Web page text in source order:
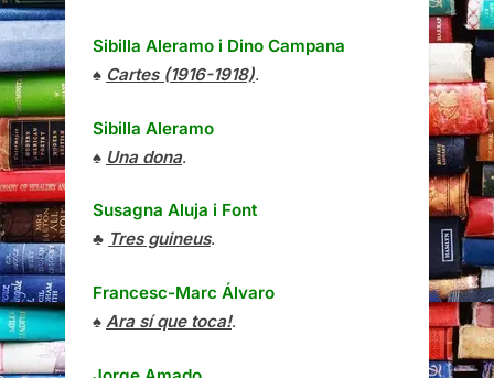
Sibilla Aleramo i Dino Campana
♠ Cartes (1916-1918).
Sibilla Aleramo
♠ Una dona.
Susagna Aluja i Font
♣ Tres guineus.
Francesc-Marc Álvaro
♠ Ara sí que toca!.